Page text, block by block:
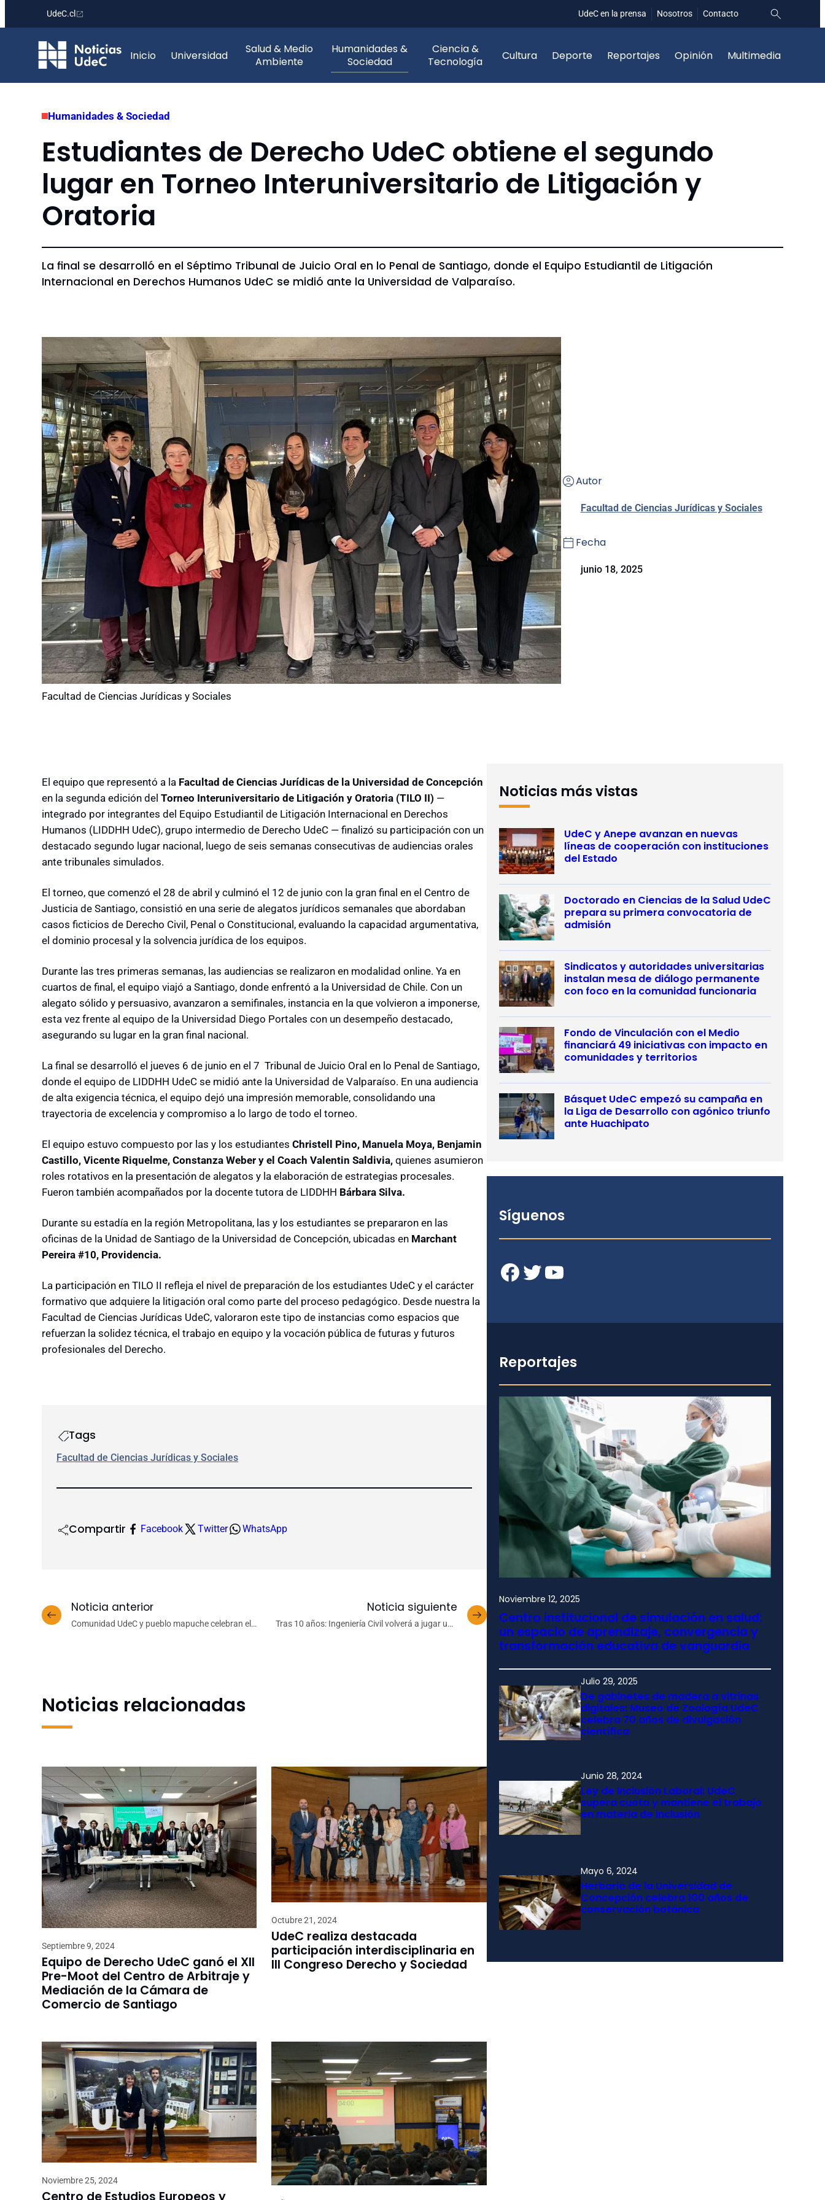
contenido
UdeC.cl UdeC en la prensa Nosotros Contacto
Inicio Universidad
Salud & Medio
Ambiente
Humanidades &
Sociedad
Ciencia &
Tecnología
Cultura Deporte Reportajes Opinión Multimedia
Humanidades & Sociedad
Estudiantes de Derecho UdeC obtiene el segundo
lugar en Torneo Interuniversitario de Litigación y
Oratoria
La final se desarrolló en el Séptimo Tribunal de Juicio Oral en lo Penal de Santiago, donde el Equipo Estudiantil de Litigación
Internacional en Derechos Humanos UdeC se midió ante la Universidad de Valparaíso.
Facultad de Ciencias Jurídicas y Sociales
Autor
Facultad de Ciencias Jurídicas y Sociales
Fecha
junio 18, 2025
El equipo que representó a la Facultad de Ciencias Jurídicas de la Universidad de Concepción
en la segunda edición del Torneo Interuniversitario de Litigación y Oratoria (TILO II) —
integrado por integrantes del Equipo Estudiantil de Litigación Internacional en Derechos
Humanos (LIDDHH UdeC), grupo intermedio de Derecho UdeC — finalizó su participación con un
destacado segundo lugar nacional, luego de seis semanas consecutivas de audiencias orales
ante tribunales simulados.
El torneo, que comenzó el 28 de abril y culminó el 12 de junio con la gran final en el Centro de
Justicia de Santiago, consistió en una serie de alegatos jurídicos semanales que abordaban
casos ficticios de Derecho Civil, Penal o Constitucional, evaluando la capacidad argumentativa,
el dominio procesal y la solvencia jurídica de los equipos.
Durante las tres primeras semanas, las audiencias se realizaron en modalidad online. Ya en
cuartos de final, el equipo viajó a Santiago, donde enfrentó a la Universidad de Chile. Con un
alegato sólido y persuasivo, avanzaron a semifinales, instancia en la que volvieron a imponerse,
esta vez frente al equipo de la Universidad Diego Portales con un desempeño destacado,
asegurando su lugar en la gran final nacional.
La final se desarrolló el jueves 6 de junio en el 7 Tribunal de Juicio Oral en lo Penal de Santiago,
donde el equipo de LIDDHH UdeC se midió ante la Universidad de Valparaíso. En una audiencia
de alta exigencia técnica, el equipo dejó una impresión memorable, consolidando una
trayectoria de excelencia y compromiso a lo largo de todo el torneo.
El equipo estuvo compuesto por las y los estudiantes Christell Pino, Manuela Moya, Benjamin
Castillo, Vicente Riquelme, Constanza Weber y el Coach Valentin Saldivia, quienes asumieron
roles rotativos en la presentación de alegatos y la elaboración de estrategias procesales.
Fueron también acompañados por la docente tutora de LIDDHH Bárbara Silva.
Durante su estadía en la región Metropolitana, las y los estudiantes se prepararon en las
oficinas de la Unidad de Santiago de la Universidad de Concepción, ubicadas en Marchant
Pereira #10, Providencia.
La participación en TILO II refleja el nivel de preparación de los estudiantes UdeC y el carácter
formativo que adquiere la litigación oral como parte del proceso pedagógico. Desde nuestra la
Facultad de Ciencias Jurídicas UdeC, valoraron este tipo de instancias como espacios que
refuerzan la solidez técnica, el trabajo en equipo y la vocación pública de futuras y futuros
profesionales del Derecho.
Tags
Facultad de Ciencias Jurídicas y Sociales
Compartir Facebook Twitter WhatsApp
Noticia anterior
Comunidad UdeC y pueblo mapuche celebran el
Noticia siguiente
Tras 10 años: Ingeniería Civil volverá a jugar una
Noticias relacionadas
Septiembre 9, 2024
Equipo de Derecho UdeC ganó el XII
Pre-Moot del Centro de Arbitraje y
Mediación de la Cámara de
Comercio de Santiago
Octubre 21, 2024
UdeC realiza destacada
participación interdisciplinaria en
III Congreso Derecho y Sociedad
Noviembre 25, 2024
Centro de Estudios Europeos y
Noticias más vistas
UdeC y Anepe avanzan en nuevas
líneas de cooperación con instituciones
del Estado
Doctorado en Ciencias de la Salud UdeC
prepara su primera convocatoria de
admisión
Sindicatos y autoridades universitarias
instalan mesa de diálogo permanente
con foco en la comunidad funcionaria
Fondo de Vinculación con el Medio
financiará 49 iniciativas con impacto en
comunidades y territorios
Básquet UdeC empezó su campaña en
la Liga de Desarrollo con agónico triunfo
ante Huachipato
Síguenos
Facebook Twitter YouTube
Reportajes
Noviembre 12, 2025
Centro institucional de simulación en salud:
un espacio de aprendizaje, convergencia y
transformación educativa de vanguardia
Julio 29, 2025
De gabinetes de madera a vitrinas
digitales: Museo de Zoología UdeC
celebra 70 años de divulgación
científica
Junio 28, 2024
Ley de Inclusión Laboral: UdeC
supera cuota y mantiene el trabajo
en materia de inclusión
Mayo 6, 2024
Herbario de la Universidad de
Concepción celebra 100 años de
conservación botánica